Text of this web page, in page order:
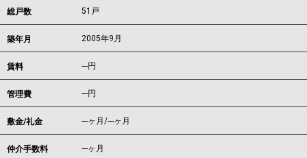
総戸数 51戸
築年月 2005年9月
賃料 ---円
管理費 ---円
敷金/礼金 ---ヶ月/---ヶ月
仲介手数料 ---ヶ月